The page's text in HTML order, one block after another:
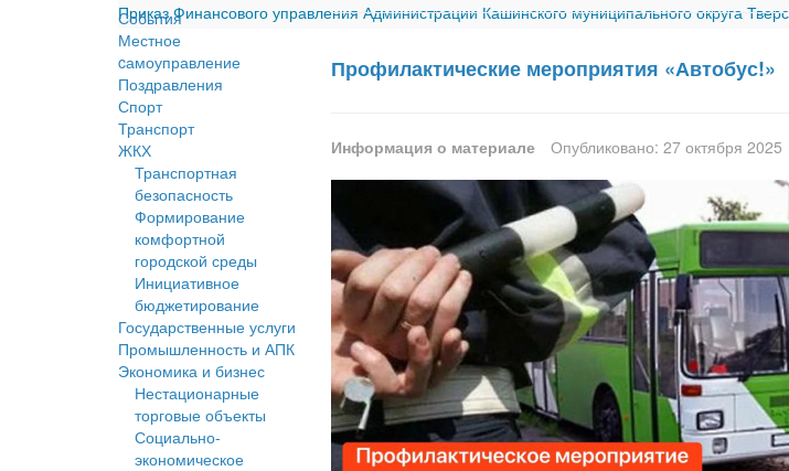
Приказ Финансового управления Администрации Кашинского муниципального округа
События
Местное
cамоуправление
Поздравления
Спорт
Транспорт
ЖКХ
Транспортная
безопасность
Формирование
комфортной
городской среды
Инициативное
бюджетирование
Государственные услуги
Промышленность и АПК
Экономика и бизнес
Нестационарные
торговые объекты
Социально-
экономическое
Профилактические мероприятия «Автобус!»
Информация о материале
Опубликовано: 27 октября 2025